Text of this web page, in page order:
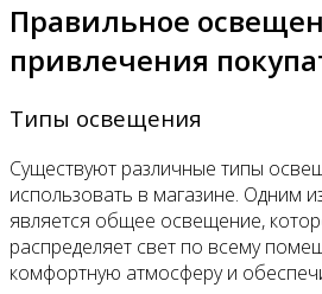
Правильное
привлечения
Типы освещения
Существуют различные типы
использовать в магазине. Одним
является общее освещение,
распределяет свет по всему
комфортную атмосферу и